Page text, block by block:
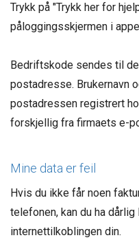
Trykk på "Trykk her for
påloggingsskjermen i
Bedriftskode sendes til
postadresse. Brukernavn
postadressen registrert
forskjellig fra firmaets e-
Mine data er feil
Hvis du ikke får noen
telefonen, kan du ha
internettilkoblingen din.